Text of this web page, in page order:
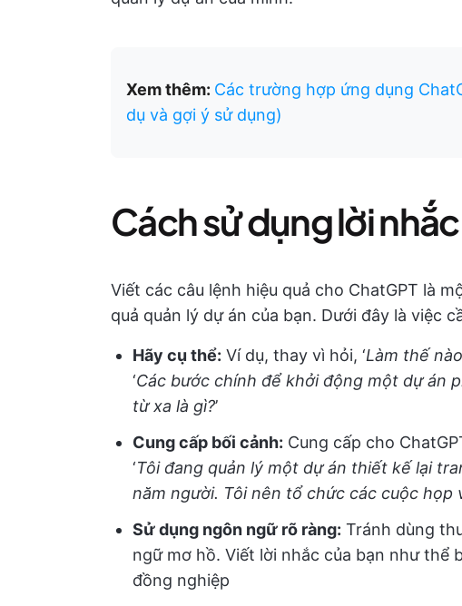
Xem thêm: Các trường hợp ứng dụng
dụ và gợi ý sử dụng)
Cách sử dụng lời
Viết các câu lệnh hiệu quả cho ChatGPT là
quả quản lý dự án của bạn. Dưới đây là việc
Hãy cụ thể: Ví dụ, thay vì hỏi, ‘Làm thế
‘Các bước chính để khởi động một dự án
từ xa là gì?’
Cung cấp bối cảnh: Cung cấp cho
‘Tôi đang quản lý một dự án thiết kế lại
năm người. Tôi nên tổ chức các cuộc
Sử dụng ngôn ngữ rõ ràng: Tránh dùng
ngữ mơ hồ. Viết lời nhắc của bạn như thể
đồng nghiệp